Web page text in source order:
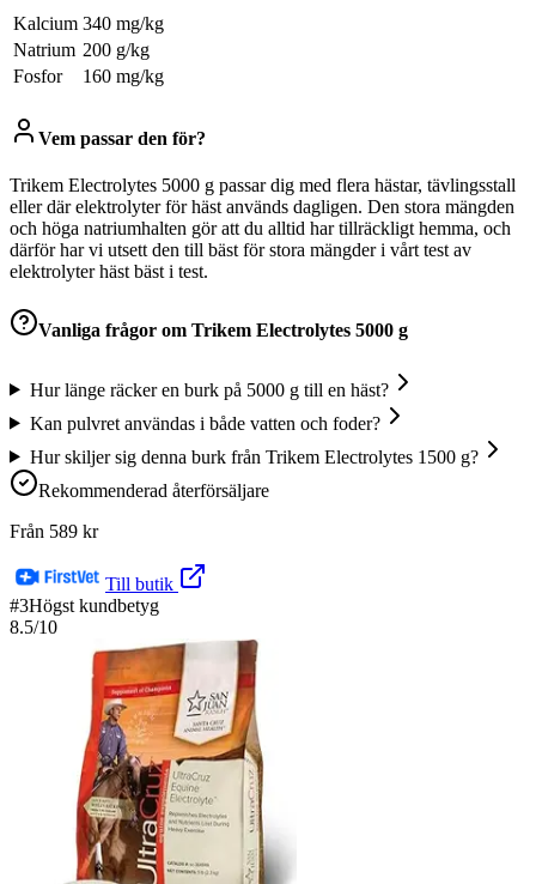
Kalcium 340 mg/kg
Natrium 200 g/kg
Fosfor
160 mg/kg
Vem passar den för?
Trikem Electrolytes 5000 g passar dig med flera hästar, tävlingsstall
eller där elektrolyter för häst används dagligen. Den stora mängden
och höga natriumhalten gör att du alltid har tillräckligt hemma, och
därför har vi utsett den till bäst för stora mängder i vårt test av
elektrolyter häst bäst i test.
Vanliga frågor om Trikem Electrolytes 5000 g
Hur länge räcker en burk på 5000 g till en häst?
Kan pulvret användas i både vatten och foder?
Hur skiljer sig denna burk från Trikem Electrolytes 1500 g?
Rekommenderad återförsäljare
Från 589 kr
Till butik
#3Högst kundbetyg
8.5/10